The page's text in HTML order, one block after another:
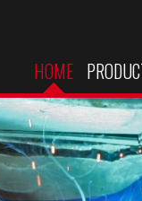
HOME